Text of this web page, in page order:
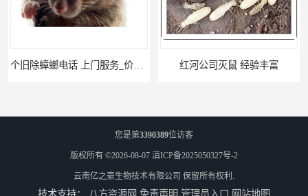
红河公司灭鼠 经验丰富
您是第3390389位访客
版权所有 ©2026-08-07 滇ICP备2025050327号-2
云南亿之豪生物技术有限公司 保留所有权利.
技术支持： 八方资源网 免责声明 管理员入口 网站地图